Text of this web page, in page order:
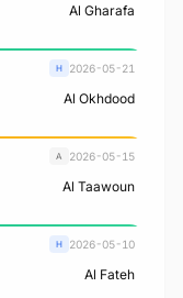
Al Gharafa
2026-05-21
H
Al Okhdood
2026-05-15
A
Al Taawoun
2026-05-10
H
Al Fateh